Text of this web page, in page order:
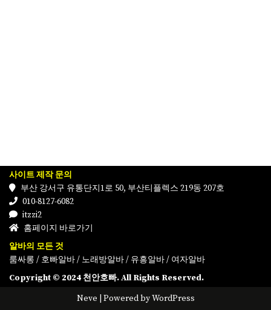
사이트 제작 문의
부산 강서구 유통단지1로 50, 부산티플렉스 219동 207호
010-8127-6082
itzzi2
홈페이지 바로가기
알바의 모든 것
룸싸롱 / 호빠알바/ 노래방알바/ 유흥알바/ 여자알바
Copyright © 2024 천안호빠. All Rights Reserved.
Neve | Powered byWordPress